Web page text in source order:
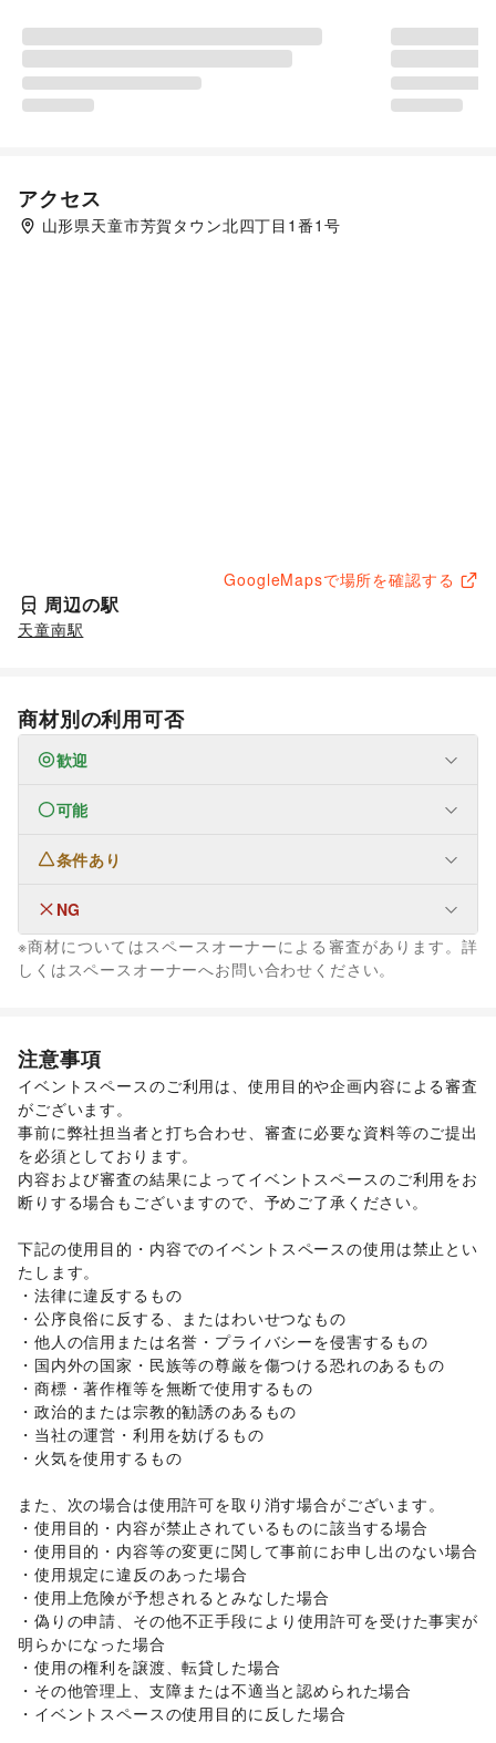
アクセス
山形県天童市芳賀タウン北四丁目1番1号
GoogleMapsで場所を確認する
周辺の駅
天童南駅
商材別の利用可否
歓迎
なし可能
ファッション
ユニセックス
/ジュエリー・アクセサリー/メガネ・アイウェア/ 腕時計/
靴/バッグ・革小物/ファッション雑貨/ 和服・着物
軽食・ホットスナック
ワイン・洋酒/日本酒・焼酎・地酒/食材・調味料/
物産展・マルシェ
野菜・果物・生鮮食品/その他フード・飲食
インテリア・生活雑貨
インテリア/寝具・ベッド/ 家具・家電
キッチン雑貨・調理器具/掃除用品・生活便利品/ 文房具
園芸・ガーデニング/花・盆栽・ドライフラワー/
犬・猫・ペット
その他インテリア・生活雑貨
生活サービス
携帯キャリア・格安SIM/インターネット・プロバイダ
電気・ガス/ハウスクリーニング・家事代行/定期宅配/
リサイクル雑貨・古本/買取査定・金券/
ギフト・プレゼント/冠婚葬祭/ 資格・習い事
住宅（購入・賃貸）/たばこ/修理・メンテナンス
就職・転職・求人 /その他生活サービス
金融サービス
不動産投資/その他金融サービス
子育て・教育
ベビー用品/ランドセル/学習教材・通信教育/
子供向け教室・レッスン/塾・家庭教師
その他子育て・教育
美容・健康・医療
ジム・フィットネス
美容・コスメ・香水/ヘアケア・シャンプー
ヘアサロン・ネイルサロン/マッサージ・整体/
エステ・美容サービス/健康食品・サプリメント
条件あり
なしNG
生活サービス
ウォーターサーバー
※商材についてはスペースオーナーによる審査があります。詳
しくはスペースオーナーへお問い合わせください。
注意事項
イベントスペースのご利用は、使用目的や企画内容による審査
がございます。
事前に弊社担当者と打ち合わせ、審査に必要な資料等のご提出
を必須としております。
内容および審査の結果によってイベントスペースのご利用をお
断りする場合もございますので、予めご了承ください。
下記の使用目的・内容でのイベントスペースの使用は禁止とい
たします。
・法律に違反するもの
・公序良俗に反する、またはわいせつなもの
・他人の信用または名誉・プライバシーを侵害するもの
・国内外の国家・民族等の尊厳を傷つける恐れのあるもの
・商標・著作権等を無断で使用するもの
・政治的または宗教的勧誘のあるもの
・当社の運営・利用を妨げるもの
・火気を使用するもの
また、次の場合は使用許可を取り消す場合がございます。
・使用目的・内容が禁止されているものに該当する場合
・使用目的・内容等の変更に関して事前にお申し出のない場合
・使用規定に違反のあった場合
・使用上危険が予想されるとみなした場合
・偽りの申請、その他不正手段により使用許可を受けた事実が
明らかになった場合
・使用の権利を譲渡、転貸した場合
・その他管理上、支障または不適当と認められた場合
・イベントスペースの使用目的に反した場合